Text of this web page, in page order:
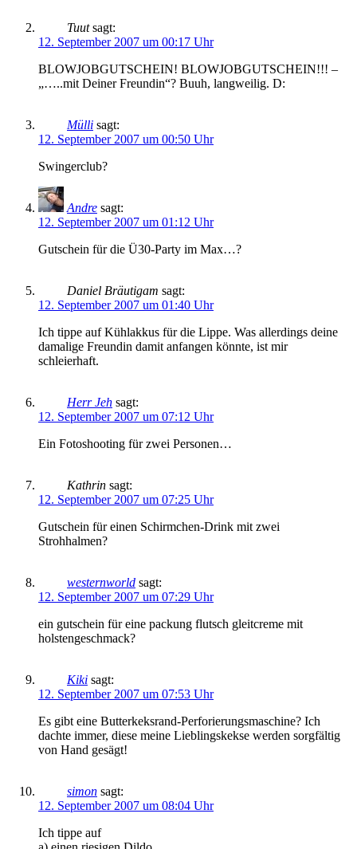
Tuut sagt:
12. September 2007 um 00:17 Uhr
BLOWJOBGUTSCHEIN! BLOWJOBGUTSCHEIN!!! –
„…..mit Deiner Freundin“? Buuh, langweilig. D:
Mülli sagt:
12. September 2007 um 00:50 Uhr
Swingerclub?
Andre sagt:
12. September 2007 um 01:12 Uhr
Gutschein für die Ü30-Party im Max…?
Daniel Bräutigam sagt:
12. September 2007 um 01:40 Uhr
Ich tippe auf Kühlakkus für die Lippe. Was allerdings deine
damalige Freundin damit anfangen könnte, ist mir
schleierhaft.
Herr Jeh sagt:
12. September 2007 um 07:12 Uhr
Ein Fotoshooting für zwei Personen…
Kathrin sagt:
12. September 2007 um 07:25 Uhr
Gutschein für einen Schirmchen-Drink mit zwei
Strohhalmen?
westernworld sagt:
12. September 2007 um 07:29 Uhr
ein gutschein für eine packung flutsch gleitcreme mit
holstengeschmack?
Kiki sagt:
12. September 2007 um 07:53 Uhr
Es gibt eine Butterkeksrand-Perforierungsmaschine? Ich
dachte immer, diese meine Lieblingskekse werden sorgfältig
von Hand gesägt!
simon sagt:
12. September 2007 um 08:04 Uhr
Ich tippe auf